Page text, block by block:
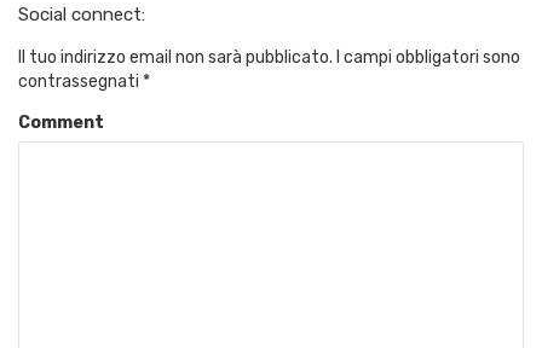
Social connect:
Il tuo indirizzo email non sarà pubblicato. I campi obbligatori sono
contrassegnati *
Comment